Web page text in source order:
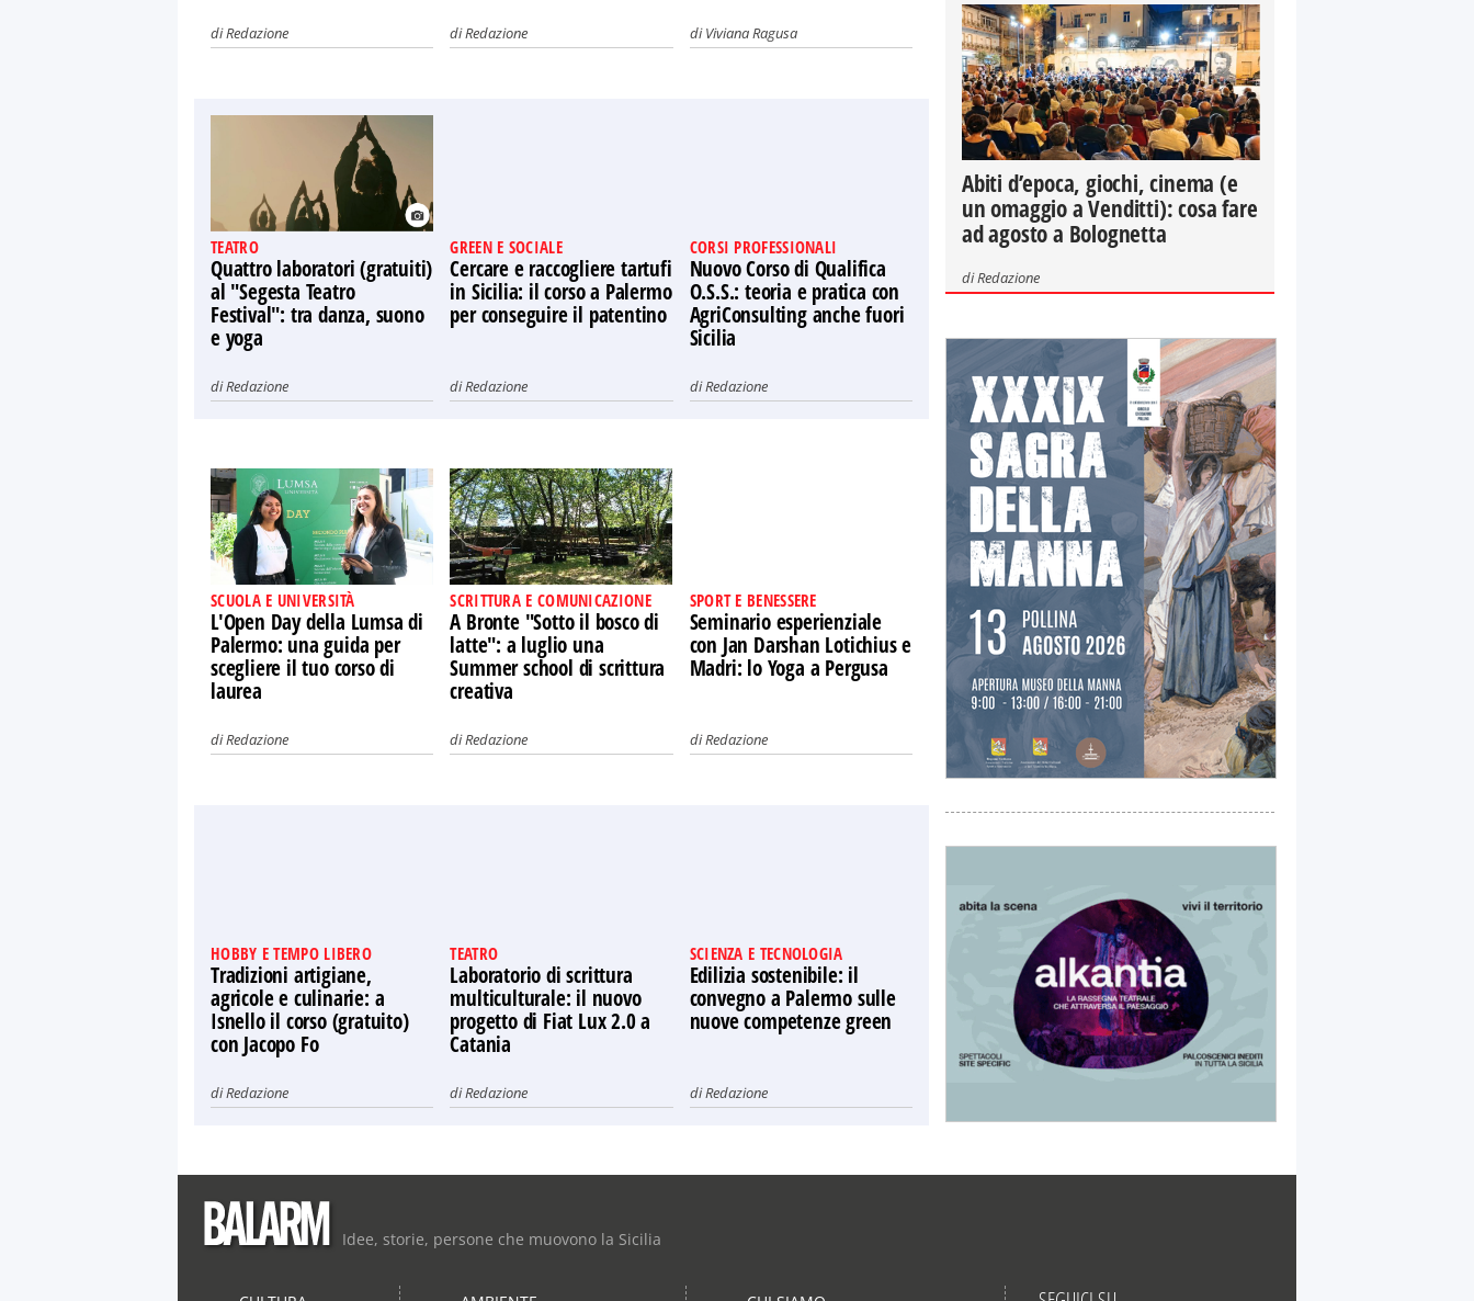
diRedazione diRedazione diViviana Ragusa
TEATRO
Quattro laboratori (gratuiti)
al "Segesta Teatro
Festival": tra danza, suono
e yoga
diRedazione
GREEN E SOCIALE
Cercare e raccogliere tartufi
in Sicilia: il corso a Palermo
per conseguire il patentino
diRedazione
CORSI PROFESSIONALI
Nuovo Corso di Qualifica
O.S.S.: teoria e pratica con
AgriConsulting anche fuori
Sicilia
diRedazione
SCUOLA E UNIVERSITÀ
L'Open Day della Lumsa di
Palermo: una guida per
scegliere il tuo corso di
laurea
diRedazione
SCRITTURA E COMUNICAZIONE
A Bronte "Sotto il bosco di
latte": a luglio una
Summer school di scrittura
creativa
diRedazione
SPORT E BENESSERE
Seminario esperienziale
con Jan Darshan Lotichius e
Madri: lo Yoga a Pergusa
diRedazione
HOBBY E TEMPO LIBERO
Tradizioni artigiane,
agricole e culinarie: a
Isnello il corso (gratuito)
con Jacopo Fo
diRedazione
TEATRO
Laboratorio di scrittura
multiculturale: il nuovo
progetto di Fiat Lux 2.0 a
Catania
diRedazione
SCIENZA E TECNOLOGIA
Edilizia sostenibile: il
convegno a Palermo sulle
nuove competenze green
diRedazione
Abiti d’epoca, giochi, cinema (e
un omaggio a Venditti): cosa fare
ad agosto a Bolognetta
diRedazione
Idee, storie, persone che muovono la Sicilia